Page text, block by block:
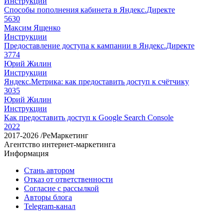
Способы пополнения кабинета в Яндекс.Директе
5630
Максим Ященко
Инструкции
Предоставление доступа к кампании в Яндекс.Директе
3774
Юрий Жилин
Инструкции
Яндекс.Метрика: как предоставить доступ к счётчику
3035
Юрий Жилин
Инструкции
Как предоставить доступ к Google Search Console
2022
2017-2026 /РеМаркетинг
Агентство интернет-маркетинга
Информация
Стань автором
Отказ от ответственности
Согласие с рассылкой
Авторы блога
Telegram-канал